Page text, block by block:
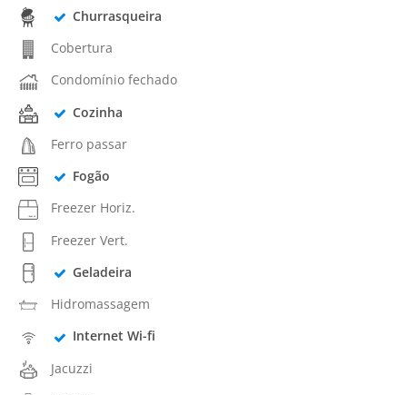
Churrasqueira
Cobertura
Condomínio fechado
Cozinha
Ferro passar
Fogão
Freezer Horiz.
Freezer Vert.
Geladeira
Hidromassagem
Internet Wi-fi
Jacuzzi